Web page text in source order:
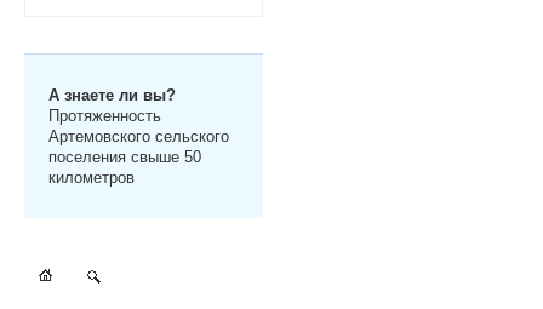
А знаете ли вы?
Протяженность
Артемовского сельского
поселения свыше 50
километров